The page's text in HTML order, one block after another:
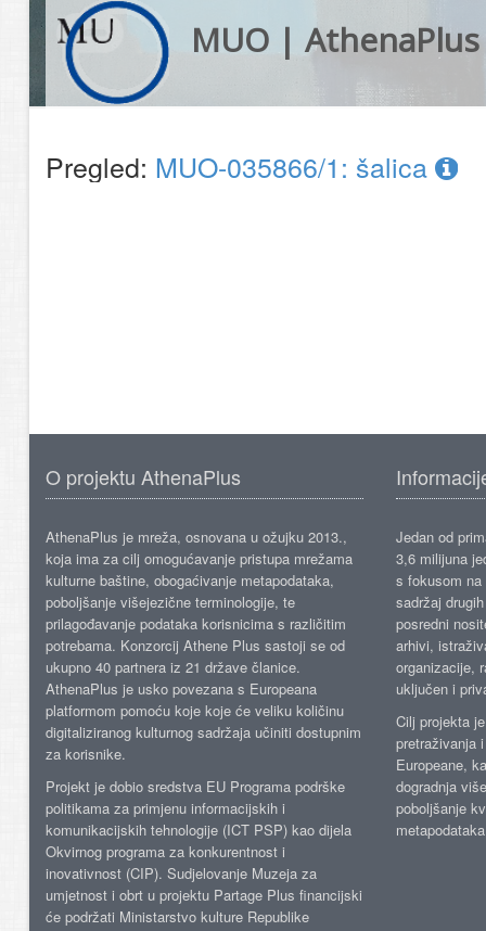
MUO | AthenaPlus
Pregled: MUO-035866/1: šalica
O projektu AthenaPlus
AthenaPlus je mreža, osnovana u ožujku 2013.,
koja ima za cilj omogućavanje pristupa mrežama
kulturne baštine, obogaćivanje metapodataka,
poboljšanje višejezične terminologije, te
prilagođavanje podataka korisnicima s različitim
potrebama. Konzorcij Athene Plus sastoji se od
ukupno 40 partnera iz 21 države članice.
AthenaPlus je usko povezana s Europeana
platformom pomoću koje koje će veliku količinu
digitaliziranog kulturnog sadržaja učiniti dostupnim
za korisnike.
Projekt je dobio sredstva EU Programa podrške
politikama za primjenu informacijskih i
komunikacijskih tehnologije (ICT PSP) kao dijela
Okvirnog programa za konkurentnost i
inovativnost (CIP). Sudjelovanje Muzeja za
umjetnost i obrt u projektu Partage Plus financijski
će podržati Ministarstvo kulture Republike
Jedan od
3,6 milijuna
s fokusom
sadržaj
posredni
arhivi,
organizacije,
uključen i
Cilj projekta
pretraživanja
Europeane,
dogradnja
poboljšanje